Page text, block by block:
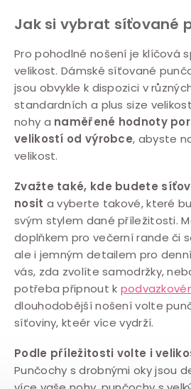
Jak si vybrat síťované
Pro pohodlné nošení je klíčová
velikost. Dámské síťované
jsou obvykle k dispozici v
standardních a plus size
nohy a naměřené hodnoty
velikostí od výrobce, abyste
velikost.
Zvažte také, kde budete
nosit a vyberte takové, které
svým stylem dané příležitosti.
doplňkem pro večerní rande či
ale i jemným detailem pro
vás, zda zvolíte samodržky,
potřeba připnout k
dlouhodobější nošení volte
síťoviny, kteér více vydrží.
Podle příležitosti volte i
Punčochy s drobnými oky jsou